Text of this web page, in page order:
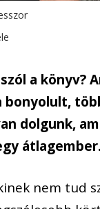
a könyv?
bonyolult,
dolgunk,
átlagember.
nem tud